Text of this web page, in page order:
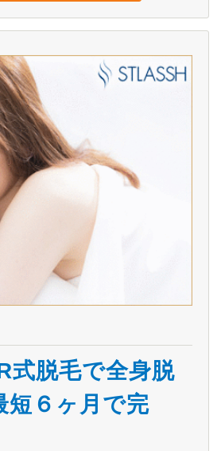
式脱毛で全身脱
短６ヶ月で完